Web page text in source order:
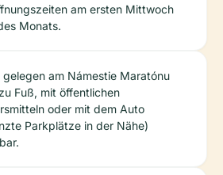
am ersten Mittwoch
Monats.
gelegen am Námestie Maratónu
Fuß, mit öffentlichen
oder mit dem Auto
Parkplätze in der Nähe)